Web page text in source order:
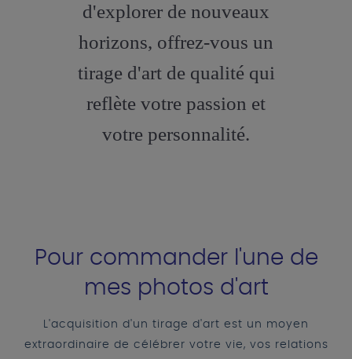
d'explorer de nouveaux
horizons, offrez-vous un
tirage d'art de qualité qui
reflète votre passion et
votre personnalité.
Pour commander l'une de
mes photos d'art
L'acquisition d'un tirage d'art est un moyen
extraordinaire de célébrer votre vie, vos relations